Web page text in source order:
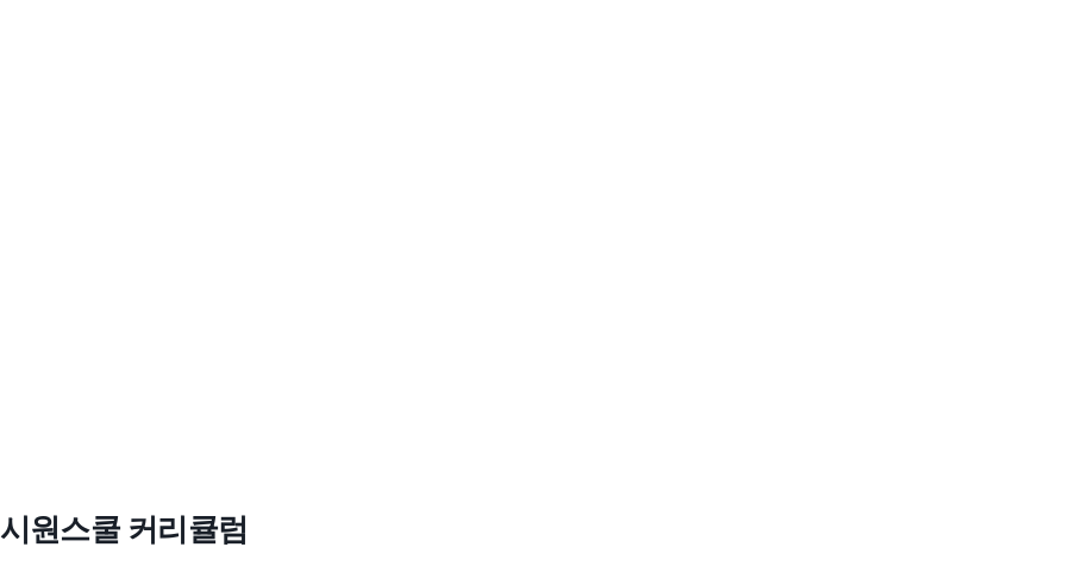
시원스쿨 커리큘럼